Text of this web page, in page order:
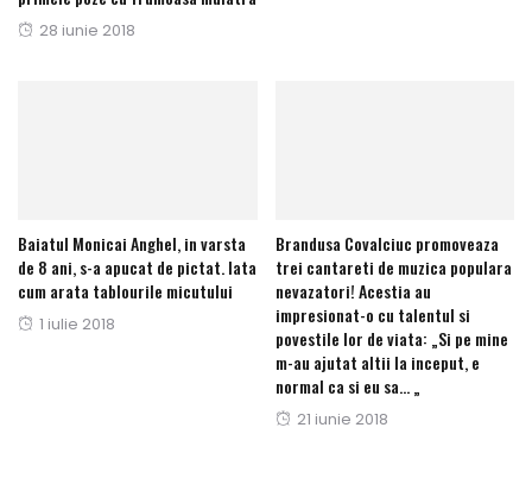
Posted
28 iunie 2018
Baiatul Monicai Anghel, in varsta
de 8 ani, s-a apucat de pictat. Iata
cum arata tablourile micutului
Posted
1 iulie 2018
Brandusa Covalciuc promoveaza
trei cantareti de muzica populara
nevazatori! Acestia au
impresionat-o cu talentul si
povestile lor de viata: „Si pe mine
m-au ajutat altii la inceput, e
normal ca si eu sa… „
Posted
21 iunie 2018